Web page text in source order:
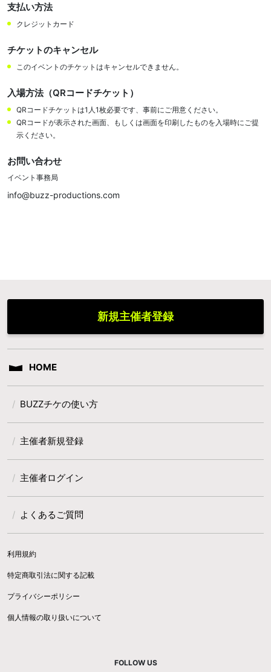
支払い方法
クレジットカード
チケットのキャンセル
このイベントのチケットはキャンセルできません。
入場方法（QRコードチケット）
QRコードチケットは1人1枚必要です、事前にご用意ください。
QRコードが表示された画面、もしくは画面を印刷したものを入場時にご提
示ください。
お問い合わせ
イベント事務局
info@buzz-productions.com
新規主催者登録
HOME
BUZZチケの使い方
主催者新規登録
主催者ログイン
よくあるご質問
利用規約
特定商取引法に関する記載
プライバシーポリシー
個人情報の取り扱いについて
FOLLOW US